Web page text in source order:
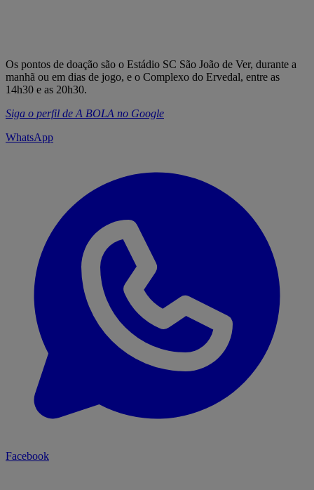
Os pontos de doação são o Estádio SC São João de Ver, durante a
manhã ou em dias de jogo, e o Complexo do Ervedal, entre as
14h30 e as 20h30.
Siga o perfil de A BOLA no Google
WhatsApp
Facebook